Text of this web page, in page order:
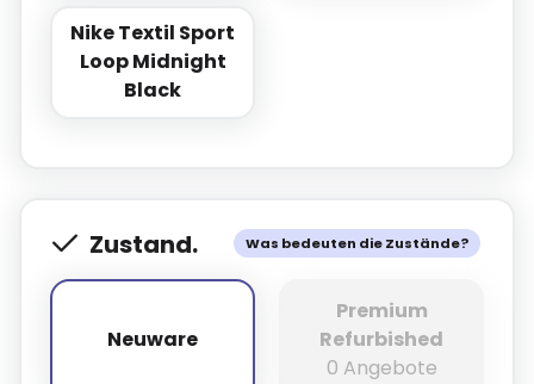
Nike Textil Sport
Loop Midnight
Black
Nike Textil Sport Loop Midnight Black
Was bedeuten die Zustände?
Zustand.
Neuware
Neuware
Premium
Refurbished
0 Angebote